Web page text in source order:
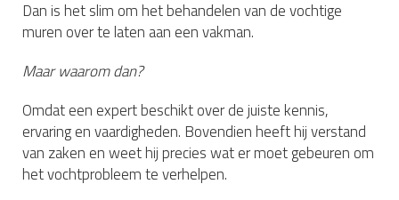
Dan is het slim om het behandelen van de vochtige
muren over te laten aan een vakman.
Maar waarom dan?
Omdat een expert beschikt over de juiste kennis,
ervaring en vaardigheden. Bovendien heeft hij verstand
van zaken en weet hij precies wat er moet gebeuren om
het vochtprobleem te verhelpen.